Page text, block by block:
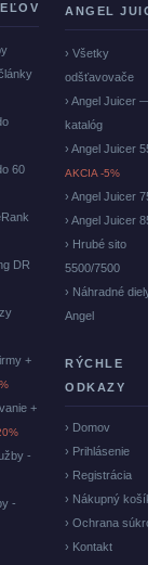
60
DR
+
+
-
-
ANGEL
› Všetky
odšťavovače
› Angel Juicer —
katalóg
› Angel Juicer
AKCIA -5%
› Angel Juicer
› Angel Juicer
› Hrubé sito
5500/7500
› Náhradné diely
Angel
RÝCHLE
ODKAZY
› Domov
› Prihlásenie
› Registrácia
› Nákupný košík
› Ochrana
› Kontakt